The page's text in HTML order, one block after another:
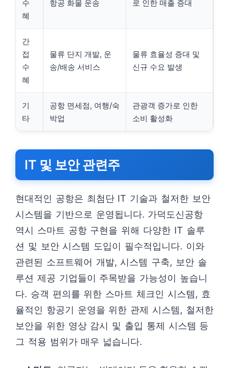
수
혜
항공 화물 운송
로 인한 매출 증대
간
접
수
혜
물류 단지 개발, 운
송/배송 서비스
물류 효율성 증대 및
신규 수요 발생
기
타
공항 면세점, 여행/숙
박업
관광객 증가로 인한
소비 활성화
IT 및 보안 관련주
현대적인 공항은 최첨단 IT 기술과 철저한 보안
시스템을 기반으로 운영됩니다. 가덕도신공항
역시 스마트 공항 구현을 위해 다양한 IT 솔루
션 및 보안 시스템 도입이 필수적입니다. 이와
관련된 소프트웨어 개발, 시스템 구축, 보안 솔
루션 제공 기업들이 주목받을 가능성이 높습니
다. 승객 편의를 위한 스마트 체크인 시스템, 효
율적인 항공기 운영을 위한 관제 시스템, 철저한
보안을 위한 영상 감시 및 출입 통제 시스템 등
그 적용 범위가 매우 넓습니다.